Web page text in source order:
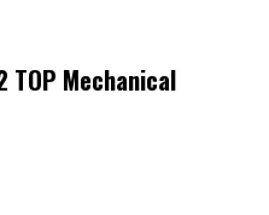
TOP Mechanical